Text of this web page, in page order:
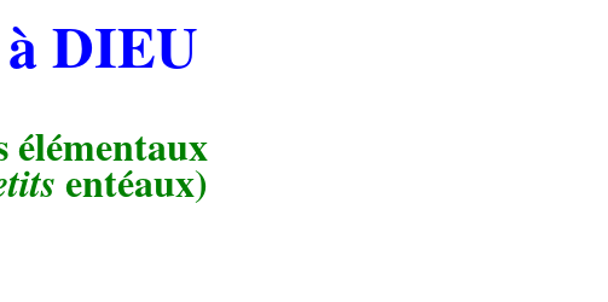
à DIEU
élémentaux
entéaux)